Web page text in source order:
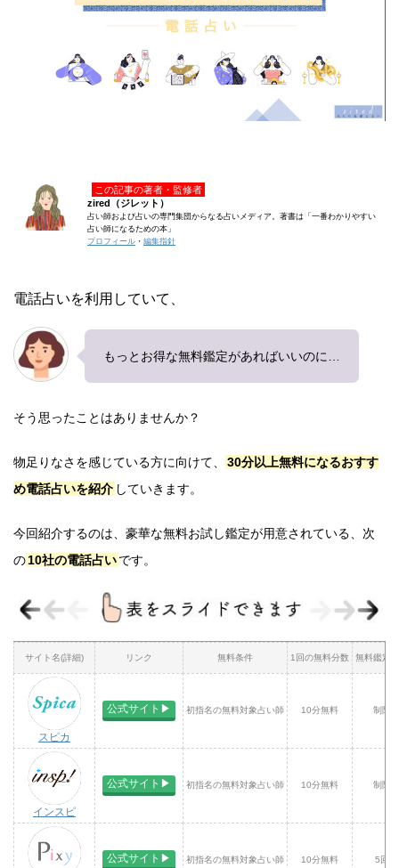
この記事の著者・監修者
zired（ジレット）
占い師および占いの専門集団からなる占いメディア。著書は「一番わかりやすい
占い師になるための本」
プロフィール ・ 編集指針
電話占いを利用していて、
もっとお得な無料鑑定があればいいのに…
そう思ったことはありませんか？
物足りなさを感じている方に向けて、
30分以上無料になるおすす
め電話占いを紹介 していきます。
今回紹介するのは、豪華な無料お試し鑑定が用意されている、次
の10社の電話占いです。
サイト名(詳細) リンク 無料条件 1回の無料分数 無料鑑定
スピカ
公式サイト▶︎ 初指名の無料対象占い師 10分無料 制限
インスピ
公式サイト▶︎ 初指名の無料対象占い師 10分無料 制限
公式サイト▶︎ 初指名の無料対象占い師 10分無料 5回